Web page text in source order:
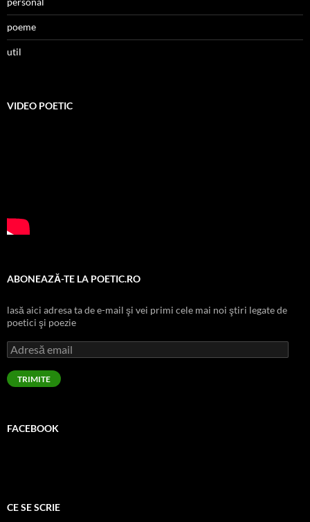
poeme
util
VIDEO POETIC
ABONEAZĂ-TE LA POETIC.RO
lasă aici adresa ta de e-mail şi vei primi cele mai noi ştiri legate de
poetici şi poezie
Adresă
email
TRIMITE
FACEBOOK
CE SE SCRIE